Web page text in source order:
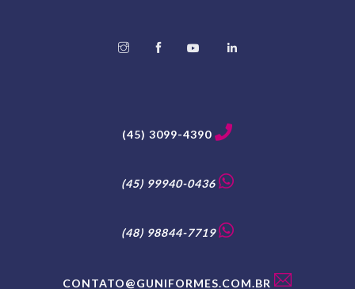
(45) 3099-4390
(45) 99940-0436
(48) 98844-7719
CONTATO@GUNIFORMES.COM.BR